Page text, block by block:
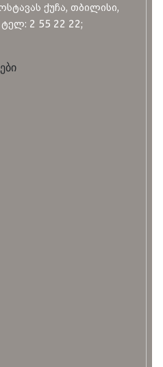
ქუჩა, თბილისი,
2 55 22 22;